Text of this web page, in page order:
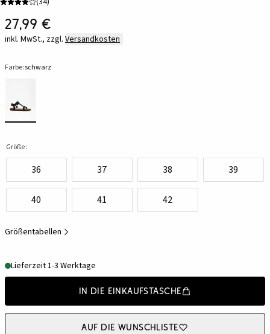
27,99 €
inkl. MwSt., zzgl. Versandkosten
Farbe:schwarz
Größe:
36 37 38 39
40 41 42
Größentabellen
Lieferzeit 1-3 Werktage
In die Einkaufstasche
Auf die Wunschliste